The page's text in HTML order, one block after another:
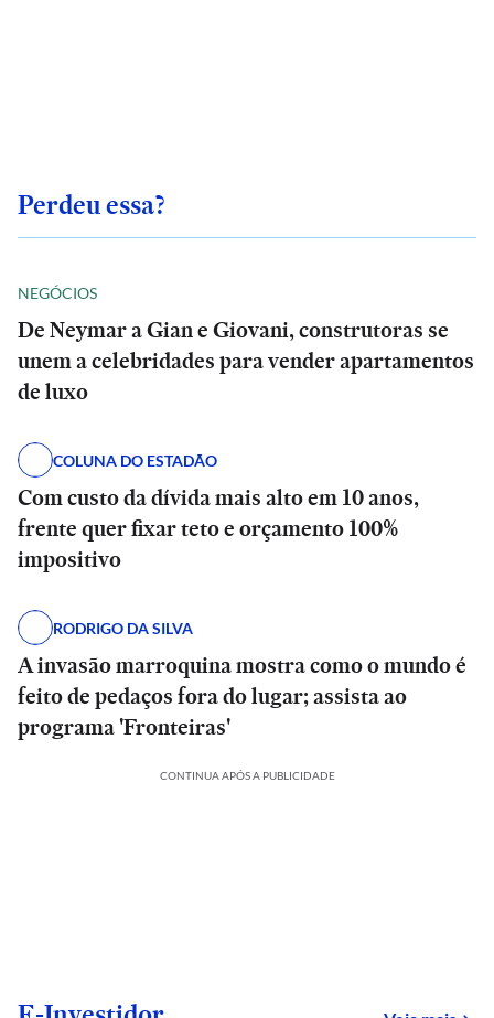
Perdeu essa?
NEGÓCIOS
De Neymar a Gian e Giovani, construtoras se
unem a celebridades para vender apartamentos
de luxo
COLUNA DO ESTADÃO
Com custo da dívida mais alto em 10 anos,
frente quer fixar teto e orçamento 100%
impositivo
RODRIGO DA SILVA
A invasão marroquina mostra como o mundo é
feito de pedaços fora do lugar; assista ao
programa 'Fronteiras'
CONTINUA APÓS A PUBLICIDADE